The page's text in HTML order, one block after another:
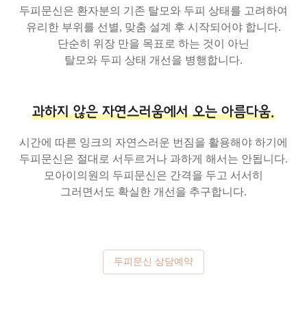
두피문신은 환자분의 기존 탈모와 두피 상태를 고려하여
유리한 부위를 선별, 맞춤 설계 후 시작되어야 합니다.
단순히 위장 만을 목표로 하는 것이 아닌
탈모와 두피 상태 개선을 병행합니다.
과하지 않은 자연스러움에서 오는 아름다움.
시간에 따른 잉크의 자연스러운 번짐을 활용해야 하기에
두피문신은 절대로 서두르거나 과하게 해서는 안됩니다.
모아이의원의 두피문신은 간격을 두고 서서히
그러면서도 확실한 개선을 추구합니다.
두피문신 상담예약